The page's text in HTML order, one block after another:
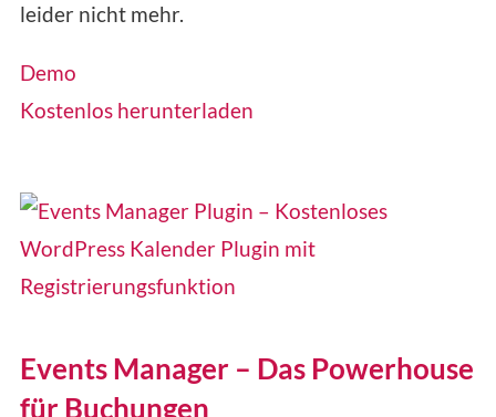
leider nicht mehr.
Demo
Kostenlos herunterladen
Events Manager – Das Powerhouse
für Buchungen